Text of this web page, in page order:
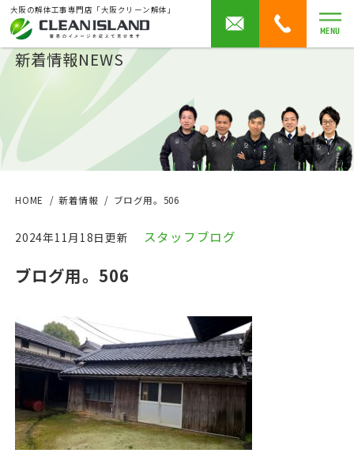
大阪の解体工事専門店「大阪クリーン解体」
MENU
新着情報NEWS
HOME 新着情報 ブログ用。506
2024年11月18日更新 スタッフブログ
ブログ用。506